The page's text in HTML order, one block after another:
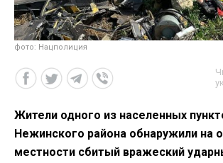
фото: Нацполиция
Жители одного из населенных
Нежинского района обнаружили на
местности сбитый вражеский